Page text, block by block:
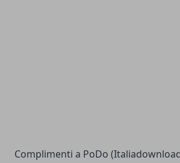
Complimenti a PoDo